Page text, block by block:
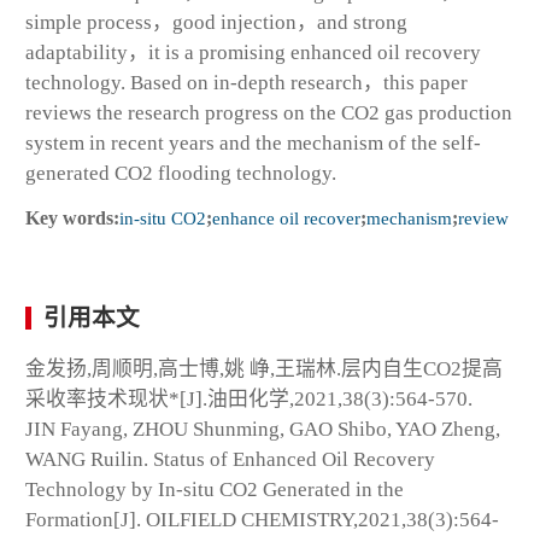
simple process，good injection，and strong
adaptability，it is a promising enhanced oil recovery
technology. Based on in-depth research，this paper
reviews the research progress on the CO2 gas production
system in recent years and the mechanism of the self-
generated CO2 flooding technology.
Key words:in-situ CO2;enhance oil recover;mechanism;review
引用本文
金发扬,周顺明,高士博,姚 峥,王瑞林.层内自生CO2提高
采收率技术现状*[J].油田化学,2021,38(3):564-570.
JIN Fayang, ZHOU Shunming, GAO Shibo, YAO Zheng,
WANG Ruilin. Status of Enhanced Oil Recovery
Technology by In-situ CO2 Generated in the
Formation[J]. OILFIELD CHEMISTRY,2021,38(3):564-